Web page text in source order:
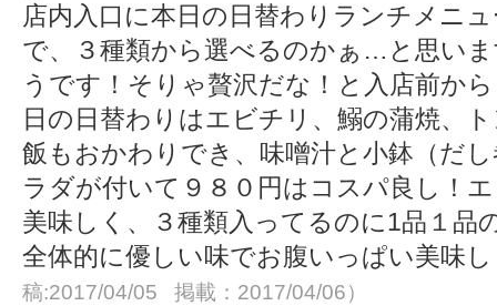
店内入口に本日の日替わりランチメニ
で、３種類から選べるのかぁ…と思い
うです！そりゃ贅沢だな！と入店前か
日の日替わりはエビチリ、鰯の蒲焼、
飯もおかわりでき、味噌汁と小鉢（だ
ラダが付いて９８０円はコスパ良し！
美味しく、３種類入ってるのに1品１品
全体的に優しい味でお腹いっぱい美味
稿:2017/04/05 掲載：2017/04/06）